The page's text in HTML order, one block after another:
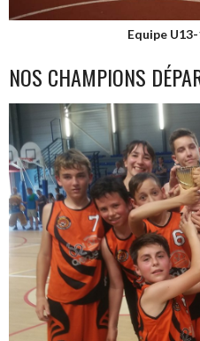
Equipe
NOS CHAMPIONS